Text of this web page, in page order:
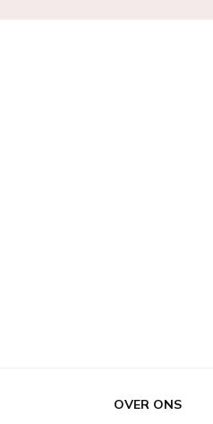
OVER ONS